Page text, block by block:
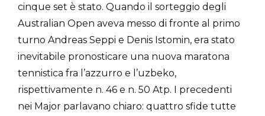
cinque set è stato. Quando il sorteggio degli
Australian Open aveva messo di fronte al primo
turno Andreas Seppi e Denis Istomin, era stato
inevitabile pronosticare una nuova maratona
tennistica fra l’azzurro e l’uzbeko,
rispettivamente n. 46 e n. 50 Atp. I precedenti
nei Major parlavano chiaro: quattro sfide tutte